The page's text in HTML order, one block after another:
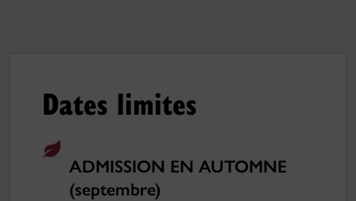
Dates limites
ADMISSION EN AUTOMNE
(septembre)